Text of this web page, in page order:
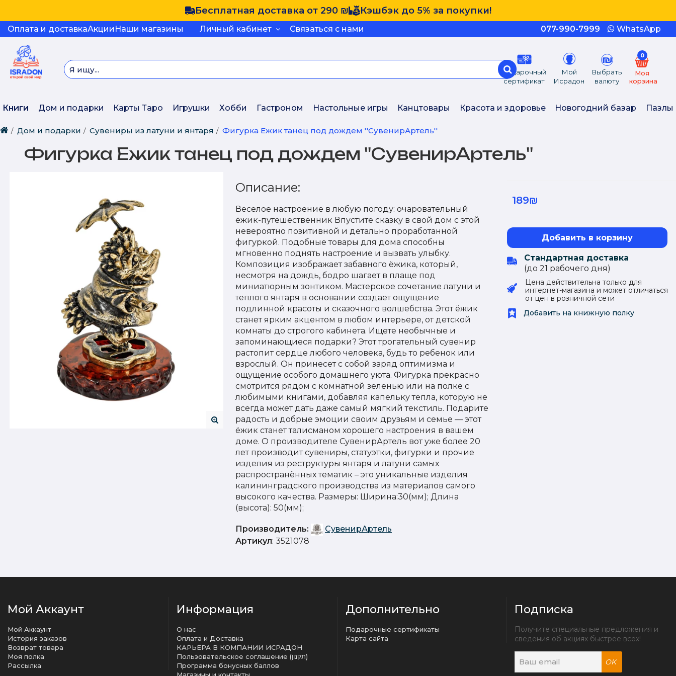
Бесплатная доставка от 290 ₪ Кэшбэк до 5% за покупки!
Оплата и доставкаАкции Наши магазины Личный кабинет Связаться с нами 077-990-7999 WhatsApp
Подарочный
сертификат
Мой
Исрадон
Выбрать
валюту
0
Моя
корзина
Книги Дом и подарки Карты Таро Игрушки Хобби Гастроном Настольные игры Канцтовары Красота и здоровье Новогодний базар Пазлы
Дом и подарки Сувениры из латуни и янтаря Фигурка Ежик танец под дождем ''СувенирАртель''
Фигурка Ежик танец под дождем ''СувенирАртель''
Описание:
Веселое настроение в любую погоду: очаровательный
ёжик-путешественник Впустите сказку в свой дом с этой
невероятно позитивной и детально проработанной
фигуркой. Подобные товары для дома способны
мгновенно поднять настроение и вызвать улыбку.
Композиция изображает забавного ёжика, который,
несмотря на дождь, бодро шагает в плаще под
миниатюрным зонтиком. Мастерское сочетание латуни и
теплого янтаря в основании создает ощущение
подлинной красоты и сказочного волшебства. Этот ёжик
станет ярким акцентом в любом интерьере, от детской
комнаты до строгого кабинета. Ищете необычные и
запоминающиеся подарки? Этот трогательный сувенир
растопит сердце любого человека, будь то ребенок или
взрослый. Он принесет с собой заряд оптимизма и
ощущение особого домашнего уюта. Фигурка прекрасно
смотрится рядом с комнатной зеленью или на полке с
любимыми книгами, добавляя капельку тепла, которую не
всегда может дать даже самый мягкий текстиль. Подарите
радость и добрые эмоции своим друзьям и семье — этот
ёжик станет талисманом хорошего настроения в вашем
доме. О производителе СувенирАртель вот уже более 20
лет производит сувениры, статуэтки, фигурки и прочие
изделия из реструктуры янтаря и латуни самых
распространённых тематик – это уникальные изделия
калининградского производства из материалов самого
высокого качества. Размеры: Ширина:30(мм); Длина
(высота): 50(мм);
Производитель:
СувенирАртель
Артикул: 3521078
189₪
Добавить в корзину
Стандартная доставка
(до 21 рабочего дня)
Цена действительна только для
интернет-магазина и может отличаться
от цен в розничной сети
Добавить на книжную полку
Мой Аккаунт
Мой Аккаунт
История заказов
Возврат товара
Моя полка
Рассылка
Информация
О нас
Оплата и Доставка
КАРЬЕРА В КОМПАНИИ ИСРАДОН
Пользовательское соглашение (תקנון)
Программа бонусных баллов
Дополнительно
Подарочные сертификаты
Карта сайта
Подписка
Получите специальные предложения и
сведения об акциях быстрее всех!
OK